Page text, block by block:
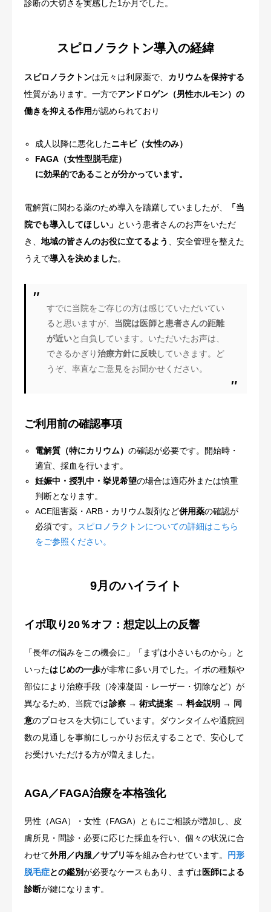
診断の大切さを実感した1か月でした。
スピロノラクトン導入の経緯
スピロノラクトンは元々は利尿薬で、 カリウムを保持する
性質があります。一方でアンドロゲン（男性ホルモン）の
働きを抑える作用が認められており
成人以降に悪化したニキビ（女性のみ）
FAGA（女性型脱毛症）
に効果的であることが分かっています。
電解質に関わる薬のため導入を躊躇していましたが、
「当
院でも導入してほしい」 という患者さんのお声をいただ
き、 地域の皆さんのお役に立てるよう 、安全管理を整えた
うえで導入を決めました。
すでに当院をご存じの方は感じていただいてい
ると思いますが、 当院は医師と患者さんの距離
が近いと自負しています。いただいたお声は、
できるかぎり治療方針に反映していきます。ど
うぞ、率直なご意見をお聞かせください。
ご利用前の確認事項
電解質（特にカリウム）の確認が必要です。開始時・
適宜、採血を行います。
妊娠中・授乳中・挙児希望の場合は適応外または慎重
判断となります。
ACE阻害薬・ARB・カリウム製剤など併用薬の確認が
必須です。 スピロノラクトンについての詳細はこちら
をご参照ください。
9月のハイライト
イボ取り20％オフ：想定以上の反響
「長年の悩みをこの機会に」「まずは小さいものから」と
いったはじめの一歩が非常に多い月でした。イボの種類や
部位により治療手段（冷凍凝固・レーザー・切除など）が
異なるため、当院では診察 → 術式提案 → 料金説明 → 同
意のプロセスを大切にしています。ダウンタイムや通院回
数の見通しを事前にしっかりお伝えすることで、安心して
お受けいただける方が増えました。
AGA／FAGA治療を本格強化
男性（AGA）・女性（FAGA）ともにご相談が増加し、皮
膚所見・問診・必要に応じた採血を行い、個々の状況に合
わせて外用／内服／サプリ等を組み合わせています。
円形
脱毛症との鑑別が必要なケースもあり、まずは医師による
診断が鍵になります。